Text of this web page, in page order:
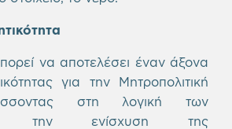
να αποτελέσει έναν άξονα
για την Μητροπολιτική
στη λογική των
την ενίσχυση της